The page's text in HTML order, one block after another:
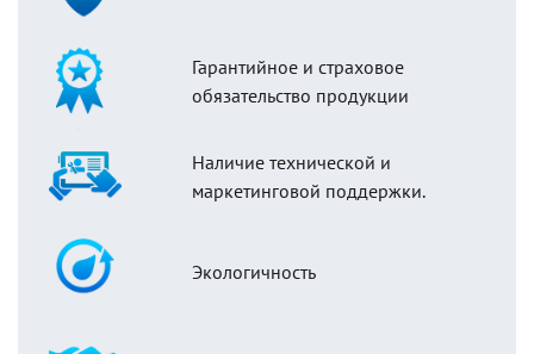
Гарантийное и страховое
обязательство продукции
Наличие технической и
маркетинговой поддержки.
Экологичность